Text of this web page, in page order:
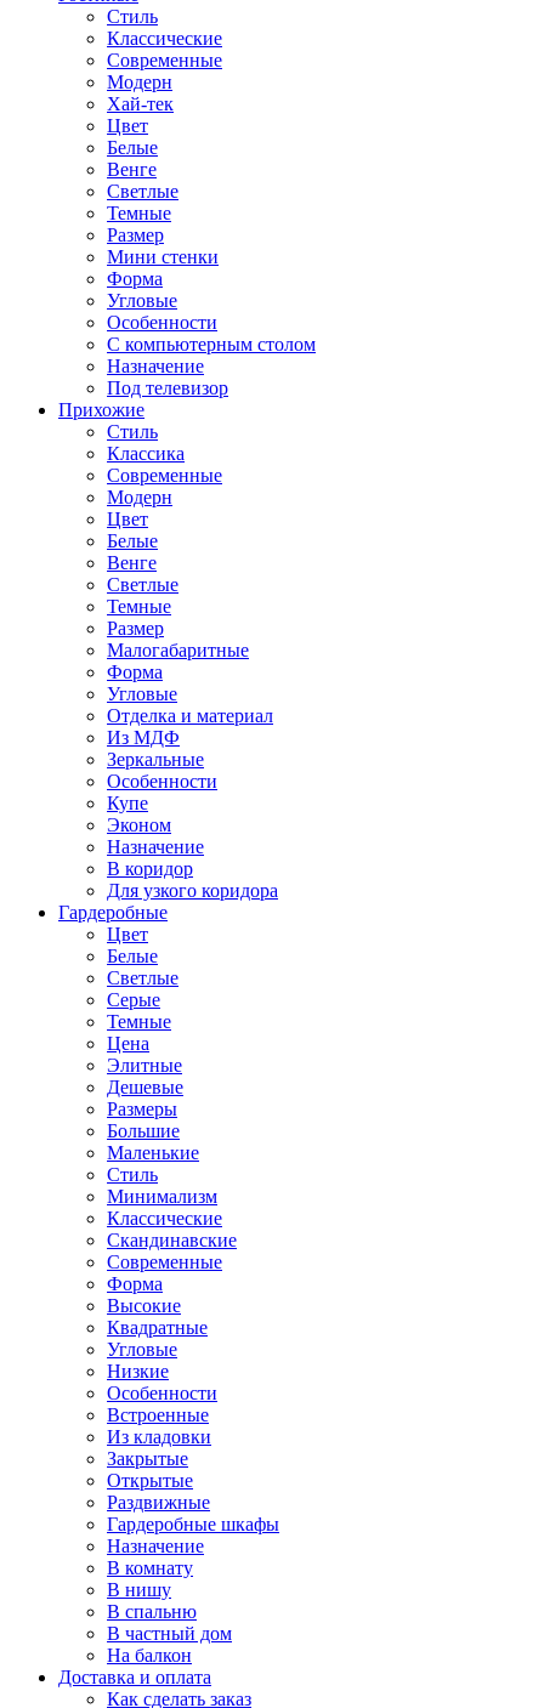
Стиль
Классические
Современные
Модерн
Хай-тек
Цвет
Белые
Венге
Светлые
Темные
Размер
Мини стенки
Форма
Угловые
Особенности
С компьютерным столом
Назначение
Под телевизор
Прихожие
Стиль
Классика
Современные
Модерн
Цвет
Белые
Венге
Светлые
Темные
Размер
Малогабаритные
Форма
Угловые
Отделка и материал
Из МДФ
Зеркальные
Особенности
Купе
Эконом
Назначение
В коридор
Для узкого коридора
Гардеробные
Цвет
Белые
Светлые
Серые
Темные
Цена
Элитные
Дешевые
Размеры
Большие
Маленькие
Стиль
Минимализм
Классические
Скандинавские
Современные
Форма
Высокие
Квадратные
Угловые
Низкие
Особенности
Встроенные
Из кладовки
Закрытые
Открытые
Раздвижные
Гардеробные шкафы
Назначение
В комнату
В нишу
В спальню
В частный дом
На балкон
Доставка и оплата
Как сделать заказ